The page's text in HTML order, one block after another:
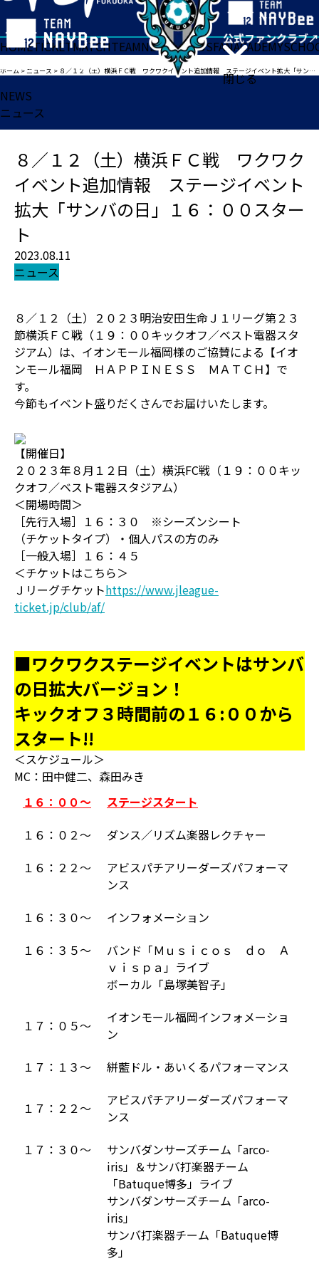
閉じる
HOMETICKETMATCHTEAMNEWSGOODSFANACADEMY
ホーム >ニュース > ８／１２（土）横浜ＦＣ戦 ワクワクイベント追加情報 ステージイベント拡大「サンバの日」１６：００スタート
NEWS
ニュース
８／１２（土）横浜ＦＣ戦 ワクワク
イベント追加情報 ステージイベント
拡大「サンバの日」１６：００スター
ト
2023.08.11
ニュース
８／１２（土）２０２３明治安田生命Ｊ１リーグ第２３
節横浜ＦＣ戦（１９：００キックオフ／ベスト電器スタ
ジアム）は、イオンモール福岡様のご協賛による【イオ
ンモール福岡 ＨＡＰＰＩＮＥＳＳ ＭＡＴＣＨ】で
す。
今節もイベント盛りだくさんでお届けいたします。
【開催日】
２０２３年８月１２日（土）横浜FC戦（１９：００キッ
クオフ／ベスト電器スタジアム）
＜開場時間＞
［先行入場］１６：３０ ※シーズンシート
（チケットタイプ）・個人パスの方のみ
［一般入場］１６：４５
＜チケットはこちら＞
Ｊリーグチケットhttps://www.jleague-
ticket.jp/club/af/
■ワクワクステージイベントはサンバ
の日拡大バージョン！
キックオフ３時間前の１６:００から
スタート!!
＜スケジュール＞
MC：田中健二、森田みき
１６：００～
ステージスタート
１６：０２～
ダンス／リズム楽器レクチャー
１６：２２～
アビスパチアリーダーズパフォーマ
ンス
１６：３０～
インフォメーション
１６：３５～
バンド「Ｍｕｓｉｃｏｓ ｄｏ Ａ
ｖｉｓｐａ」ライブ
ボーカル「島塚美智子」
１７：０５～
イオンモール福岡インフォメーショ
ン
１７：１３～
絣藍ドル・あいくるパフォーマンス
１７：２２～
アビスパチアリーダーズパフォーマ
ンス
１７：３０～
サンバダンサーズチーム「arco-
iris」＆サンバ打楽器チーム
「Batuque博多」ライブ
サンバダンサーズチーム「arco-
iris」
サンバ打楽器チーム「Batuque博
多」